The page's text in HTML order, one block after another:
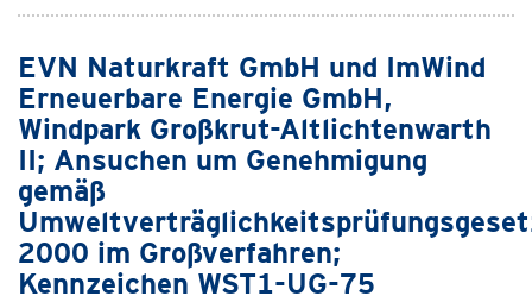
EVN Naturkraft GmbH und ImWind
Erneuerbare Energie GmbH,
Windpark Großkrut-Altlichtenwarth
II; Ansuchen um Genehmigung
gemäß
2000 im Großverfahren;
Kennzeichen WST1-UG-75